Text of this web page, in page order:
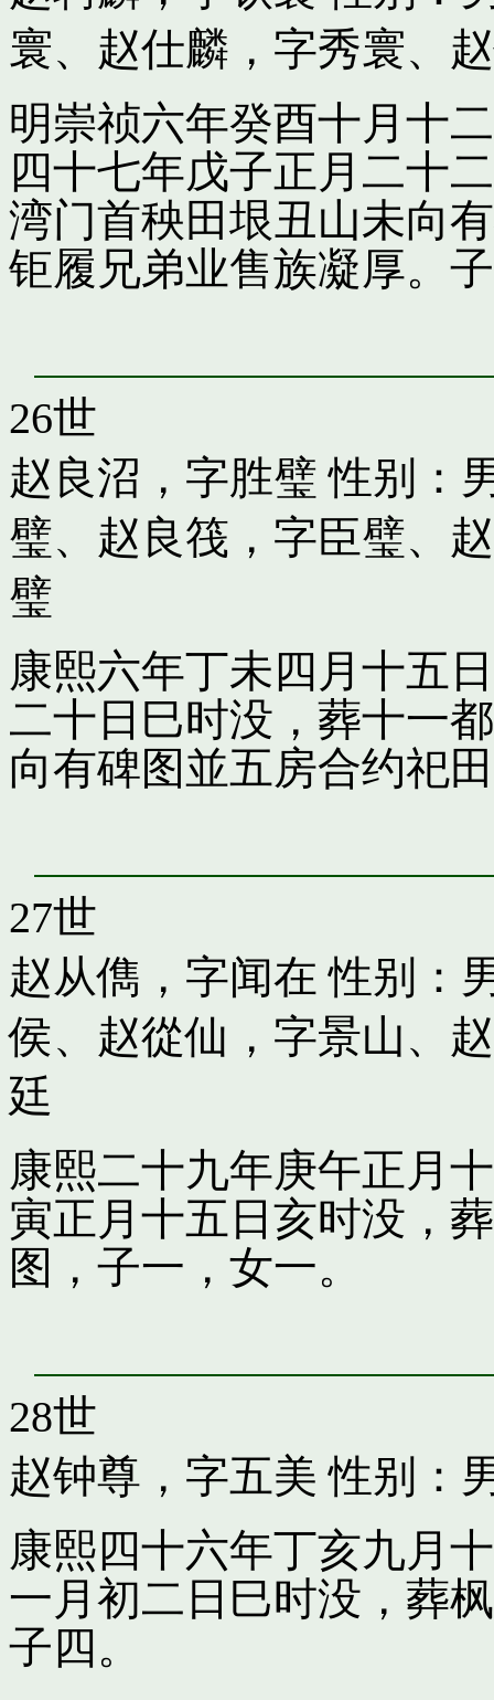
寰、 赵仕麟，字秀寰、
明崇祯六年癸酉十月十
四十七年戊子正月二十
湾门首秧田垠丑山未向
钜履兄弟业售族凝厚。
26世
赵良沼，字胜璧 性别：
璧、 赵良筏，字臣璧、
璧
康熙六年丁未四月十五
二十日巳时没，葬十一
向有碑图並五房合约祀
27世
赵从儁，字闻在 性别：
侯、 赵從仙，字景山、
廷
康熙二十九年庚午正月
寅正月十五日亥时没，
图，子一，女一。
28世
赵钟尊，字五美 性别：
康熙四十六年丁亥九月
一月初二日巳时没，葬
子四。